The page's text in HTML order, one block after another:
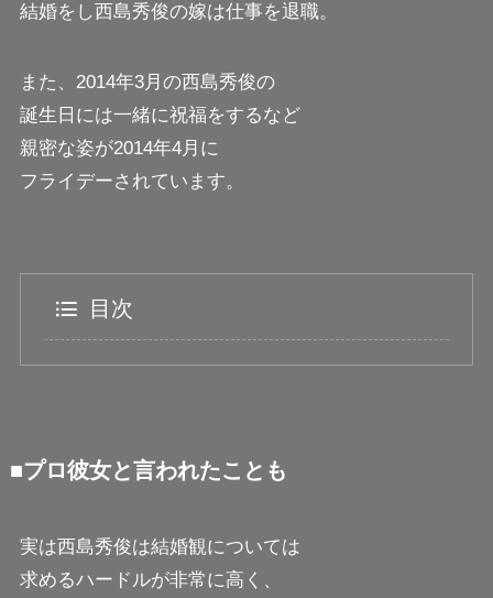
結婚をし西島秀俊の嫁は仕事を退職。
また、2014年3月の西島秀俊の
誕生日には一緒に祝福をするなど
親密な姿が2014年4月に
フライデーされています。
目次
■プロ彼女と言われたことも
実は西島秀俊は結婚観については
求めるハードルが非常に高く、